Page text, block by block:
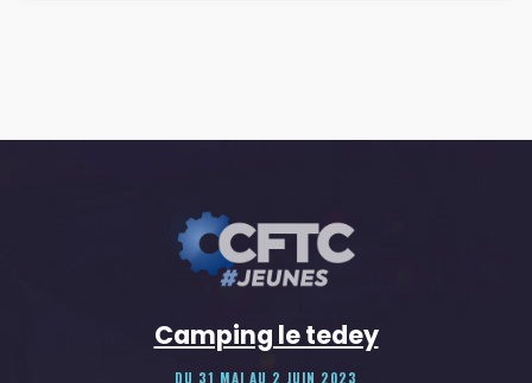
Camping le tedey
DU 31 MAI AU 2 JUIN 2023